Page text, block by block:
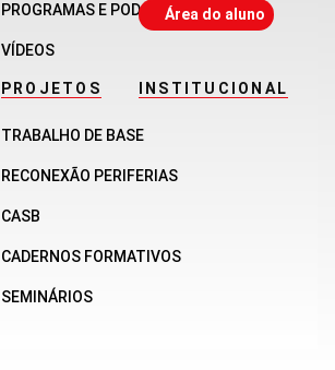
PROGRAMAS E PODCASTS
VÍDEOS
Área do aluno
PROJETOS
TRABALHO DE BASE
RECONEXÃO PERIFERIAS
CASB
CADERNOS FORMATIVOS
SEMINÁRIOS
INSTITUCIONAL